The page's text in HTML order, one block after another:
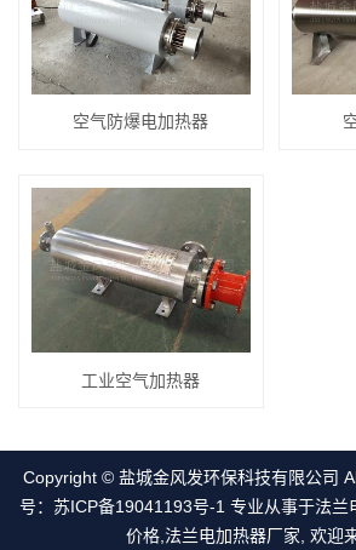
空气防爆电加热器
工业空气加热器
Copyright © 盐城金风发环保科技有限公司
号： 苏ICP备19041193号-1 专业从事于法兰
价格 法兰电加热器厂家 , 欢迎